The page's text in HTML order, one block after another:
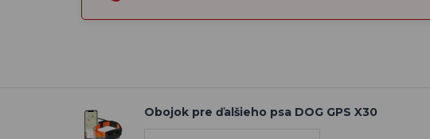
Obojok pre ďalšieho psa DOG GPS X30